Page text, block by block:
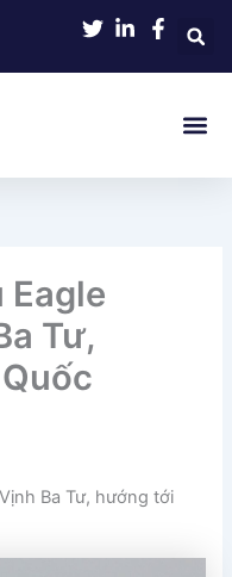
Eagle
Tư,
Ba Tư, hướng tới